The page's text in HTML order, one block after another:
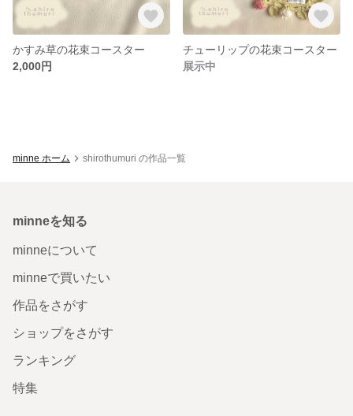
かすみ草の花束コースター
2,000円
チューリップの花束コースター
展示中
minne ホーム shirothumuri の作品一覧
minneを知る
minneについて
minneで買いたい
作品をさがす
ショップをさがす
ランキング
特集